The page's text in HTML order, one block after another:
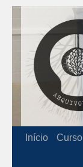
Início Curso